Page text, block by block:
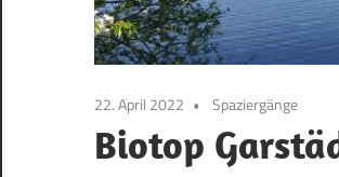
22. April 2022 Spaziergänge
Biotop